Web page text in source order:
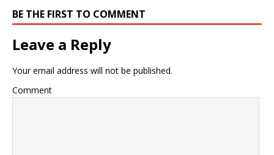
BE THE FIRST TO COMMENT
Leave a Reply
Your email address will not be published.
Comment